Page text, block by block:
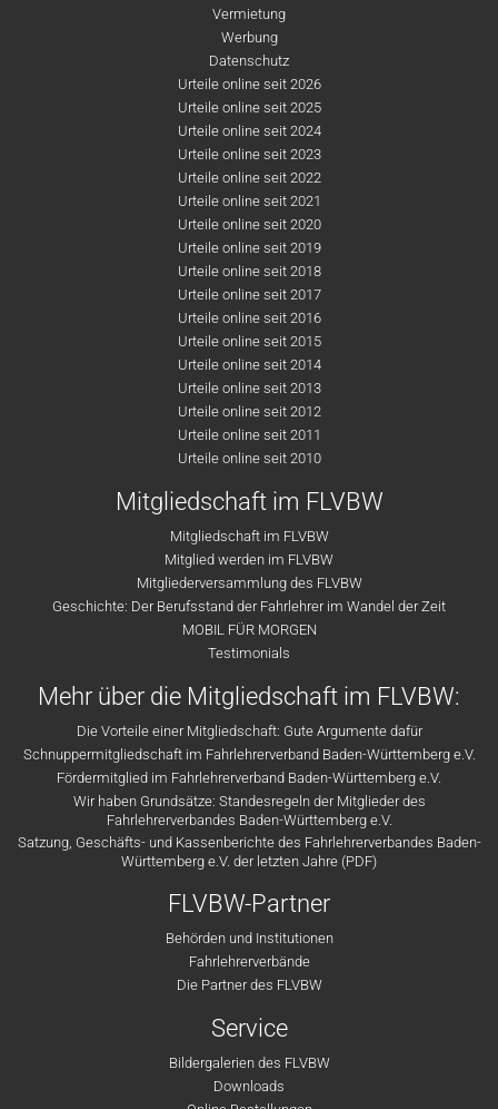
Vermietung
Werbung
Datenschutz
Urteile online seit 2026
Urteile online seit 2025
Urteile online seit 2024
Urteile online seit 2023
Urteile online seit 2022
Urteile online seit 2021
Urteile online seit 2020
Urteile online seit 2019
Urteile online seit 2018
Urteile online seit 2017
Urteile online seit 2016
Urteile online seit 2015
Urteile online seit 2014
Urteile online seit 2013
Urteile online seit 2012
Urteile online seit 2011
Urteile online seit 2010
Mitgliedschaft im FLVBW
Mitgliedschaft im FLVBW
Mitglied werden im FLVBW
Mitgliederversammlung des FLVBW
Geschichte: Der Berufsstand der Fahrlehrer im Wandel der Zeit
MOBIL FÜR MORGEN
Testimonials
Mehr über die Mitgliedschaft im FLVBW:
Die Vorteile einer Mitgliedschaft: Gute Argumente dafür
Schnuppermitgliedschaft im Fahrlehrerverband Baden-Württemberg e.V.
Fördermitglied im Fahrlehrerverband Baden-Württemberg e.V.
Wir haben Grundsätze: Standesregeln der Mitglieder des
Fahrlehrerverbandes Baden-Württemberg e.V.
Satzung, Geschäfts- und Kassenberichte des Fahrlehrerverbandes Baden-
Württemberg e.V. der letzten Jahre (PDF)
FLVBW-Partner
Behörden und Institutionen
Fahrlehrerverbände
Die Partner des FLVBW
Service
Bildergalerien des FLVBW
Downloads